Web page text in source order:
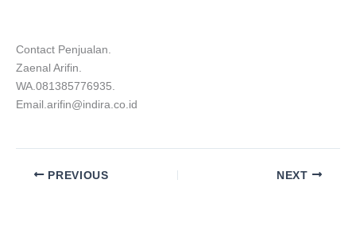
Contact Penjualan.
Zaenal Arifin.
WA.081385776935.
Email.arifin@indira.co.id
PREVIOUS NEXT